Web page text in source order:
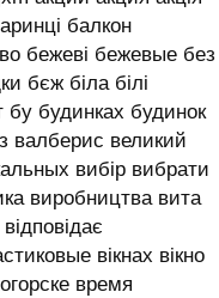
балкон
бежеві бежевые без
бєж біла білі
бу будинках будинок
валберис великий
вибір вибрати
виробництва вита
вікнах вікно
время